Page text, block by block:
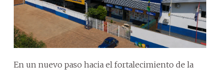
En un nuevo paso hacia el fortalecimiento de la